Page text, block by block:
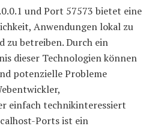
und Port 57573 bietet eine
Anwendungen lokal zu
zu betreiben. Durch ein
dieser Technologien können
potenzielle Probleme
einfach technikinteressiert
Ports ist ein